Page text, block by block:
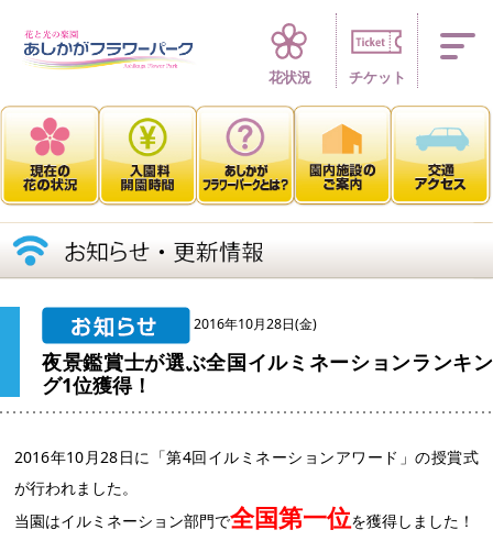
四季折々 花の
花状況 チケット
2016年10月28日(金)
夜景鑑賞士が選ぶ全国イルミネーションランキン
グ1位獲得！
2016年10月28日に「第4回イルミネーションアワード」の授賞式
が行われました。
当園はイルミネーション部門で全国第一位を獲得しました！